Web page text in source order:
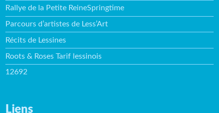
Rallye de la Petite ReineSpringtime
Parcours d’artistes de Less’Art
Récits de Lessines
Roots & Roses Tarif lessinois
12692
Liens